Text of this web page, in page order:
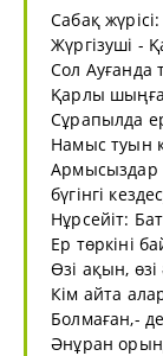
Сабақ
Жүргізуші -
Сол Ауғанда
Қарлы шыңға
Сұрапылда
Намыс туын
Армысыздар
бүгінгі
Нұрсейіт:
Ер төркіні
Өзі ақын,
Кім айта
Болмаған,-
Әнұран